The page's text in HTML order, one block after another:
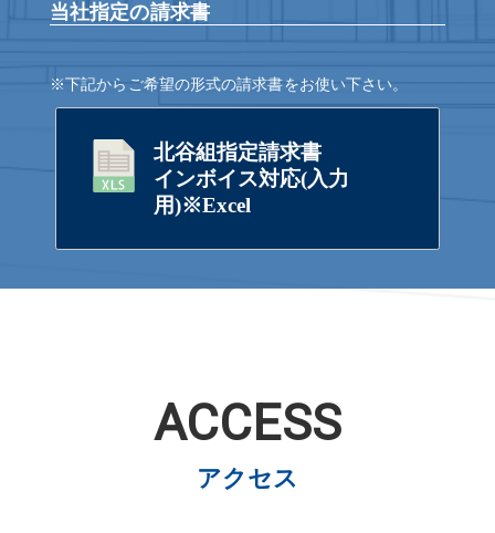
当社指定の請求書
※下記からご希望の形式の請求書をお使い下さい。
北谷組指定請求書
インボイス対応(入力
用)※Excel
ACCESS
アクセス